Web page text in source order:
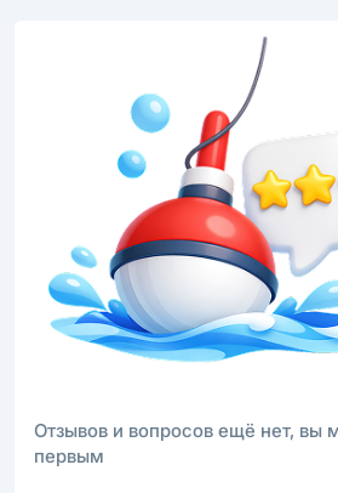
Отзывов и вопросов ещё нет, вы
первым